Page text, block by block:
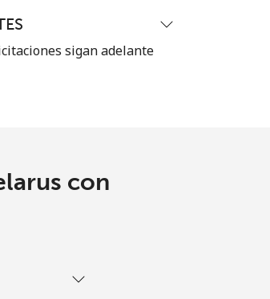
sigan adelante
con